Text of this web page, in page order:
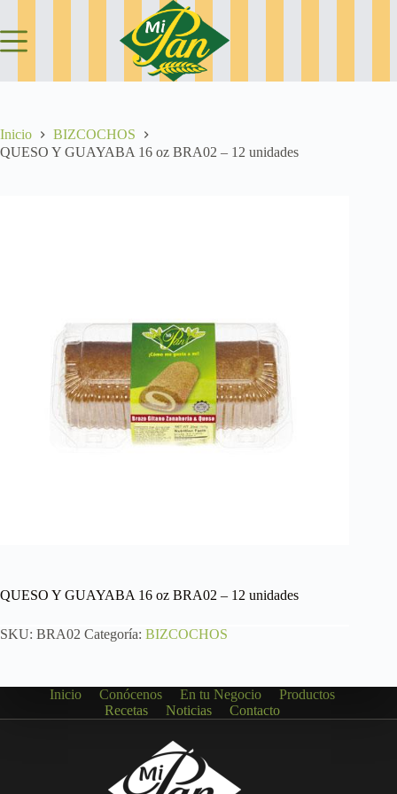
contenido
Inicio
BIZCOCHOS
QUESO Y GUAYABA 16 oz BRA02 – 12 unidades
QUESO Y GUAYABA 16 oz BRA02 – 12 unidades
SKU: BRA02 Categoría: BIZCOCHOS
Inicio Conócenos En tu Negocio
Productos
Recetas
Noticias Contacto